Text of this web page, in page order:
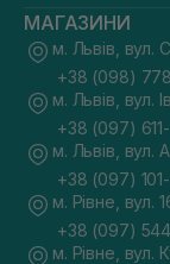
МАГАЗИНИ
м. Львів, вул.
+38 (098)
м. Львів, вул.
+38 (097)
м. Львів, вул.
+38 (097)
м. Рівне, вул.
+38 (097)
м. Рівне, вул.